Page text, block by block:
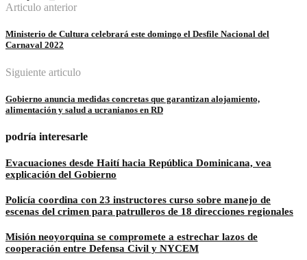
Articulo anterior
Ministerio de Cultura celebrará este domingo el Desfile Nacional del
Carnaval 2022
Siguiente articulo
Gobierno anuncia medidas concretas que garantizan alojamiento,
alimentación y salud a ucranianos en RD
podría interesarle
Evacuaciones desde Haití hacia República Dominicana, vea
explicación del Gobierno
Policía coordina con 23 instructores curso sobre manejo de
escenas del crimen para patrulleros de 18 direcciones regionales
Misión neoyorquina se compromete a estrechar lazos de
cooperación entre Defensa Civil y NYCEM